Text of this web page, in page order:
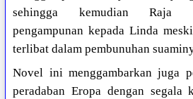
sehingga kemudian Raja
pengampunan kepada Linda
terlibat dalam pembunuhan
Novel ini menggambarkan juga
peradaban Eropa dengan